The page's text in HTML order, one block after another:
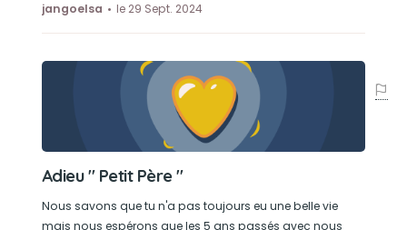
jangoelsa
le 29 Sept. 2024
Adieu " Petit Père "
Nous savons que tu n'a pas toujours eu une belle vie
mais nous espérons que les 5 ans passés avec nous